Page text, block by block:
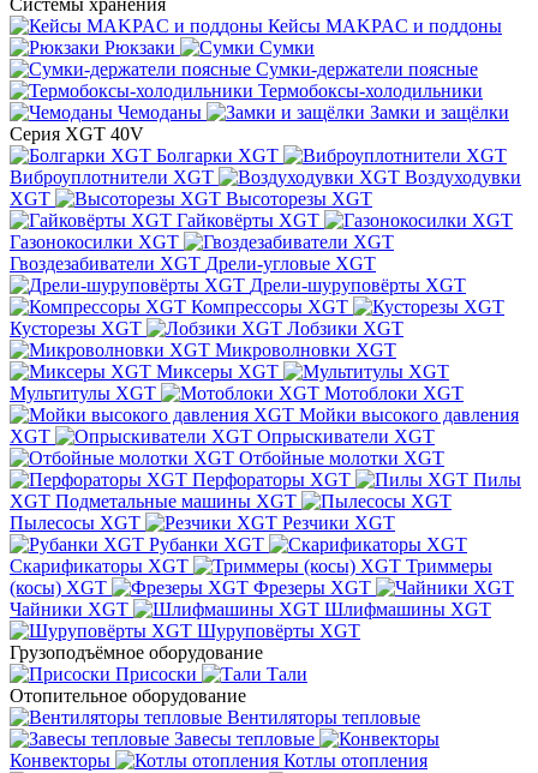
Системы хранения
Кейсы MAKPAC и поддоны
Рюкзаки
Сумки
Сумки-держатели поясные
Термобоксы-холодильники
Чемоданы
Замки и защёлки
Серия XGT 40V
Болгарки XGT
Виброуплотнители XGT
Воздуходувки
XGT
Высоторезы XGT
Гайковёрты XGT
Газонокосилки XGT
Гвоздезабиватели XGT Дрели-угловые XGT
Дрели-шуруповёрты XGT
Компрессоры XGT
Кусторезы XGT
Лобзики XGT
Микроволновки XGT
Миксеры XGT
Мультитулы XGT
Мотоблоки XGT
Мойки высокого давления
XGT
Опрыскиватели XGT
Отбойные молотки XGT
Перфораторы XGT
Пилы
XGT Подметальные машины XGT
Пылесосы XGT
Резчики XGT
Рубанки XGT
Скарификаторы XGT
Триммеры
(косы) XGT
Фрезеры XGT
Чайники XGT
Шлифмашины XGT
Шуруповёрты XGT
Грузоподъёмное оборудование
Присоски
Тали
Отопительное оборудование
Вентиляторы тепловые
Завесы тепловые
Конвекторы
Котлы отопления